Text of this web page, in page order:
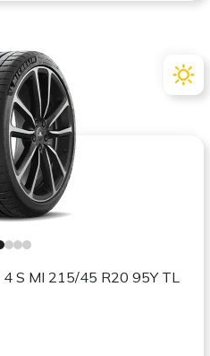
4 S MI 215/45 R20 95Y TL